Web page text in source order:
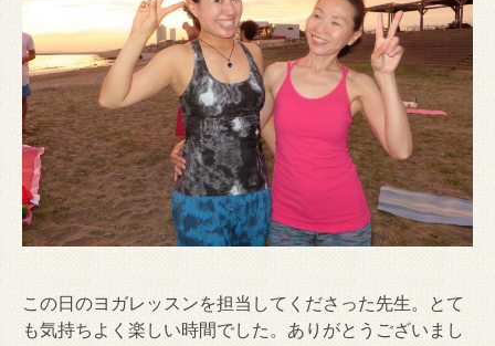
この日のヨガレッスンを担当してくださった先生。とて
も気持ちよく楽しい時間でした。ありがとうございまし